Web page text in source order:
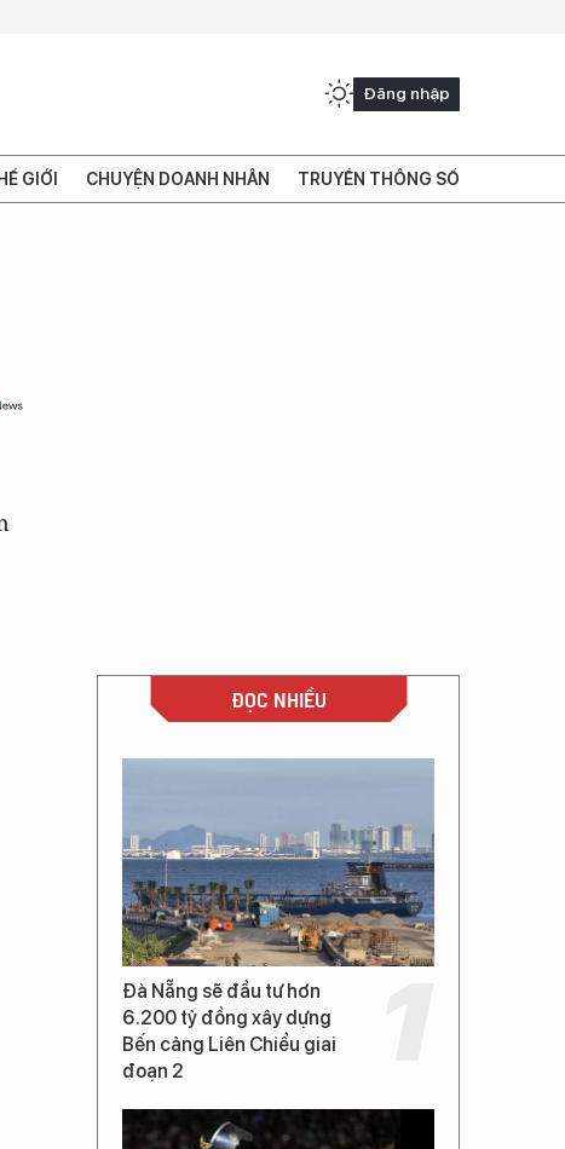
Đăng nhập
GIỚI CHUYỆN DOANH NHÂN TRUYỀN THÔNG SỐ
ĐỌC NHIỀU
Đà Nẵng sẽ đầu tư hơn
6.200 tỷ đồng xây dựng
Bến cảng Liên Chiểu giai
đoạn 2